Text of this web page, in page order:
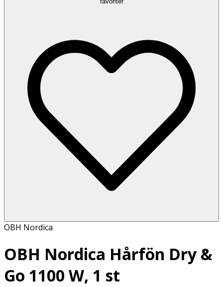
OBH Nordica
OBH Nordica Hårfön Dry &
Go 1100 W, 1 st